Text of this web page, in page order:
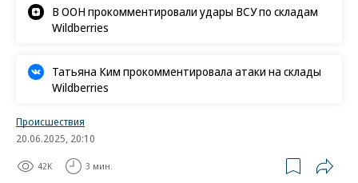
В ООН прокомментировали удары ВСУ по складам
Wildberries
Татьяна Ким прокомментировала атаки на склады
Wildberries
Происшествия
20.06.2025, 20:10
42K 3 мин.